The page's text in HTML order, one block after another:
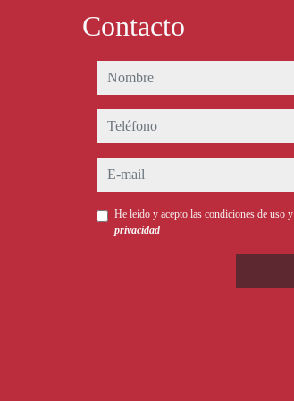
Contacto
nombre
teléfono
e-mail
He leído y acepto las condiciones de uso y
privacidad